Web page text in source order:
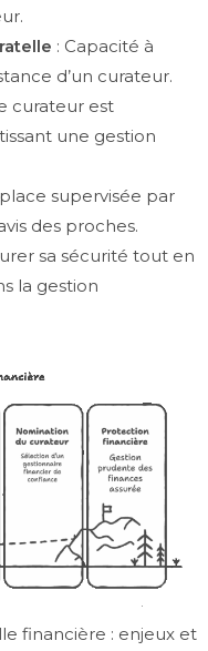
: Capacité à
d’un curateur.
curateur est
une gestion
supervisée par
des proches.
sa sécurité tout en
la gestion
financière : enjeux et